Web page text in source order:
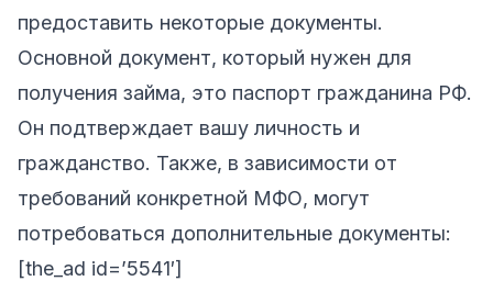
предоставить некоторые документы.
Основной документ, который нужен для
получения займа, это паспорт гражданина РФ.
Он подтверждает вашу личность и
гражданство. Также, в зависимости от
требований конкретной МФО, могут
потребоваться дополнительные документы:
[the_ad id=’5541′]